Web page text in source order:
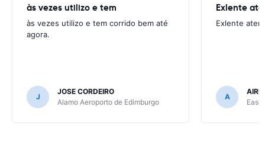
às vezes utilizo e tem
às vezes utilizo e tem corrido bem até
agora.
J
JOSE CORDEIRO
Alamo Aeroporto de Edimburgo
Exlente
Exlente
A